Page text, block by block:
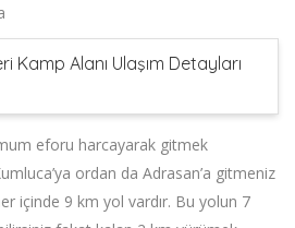
Kamp Alanı Ulaşım Detayları
eforu harcayarak gitmek
ordan da Adrasan’a gitmeniz
içinde 9 km yol vardır. Bu yolun 7